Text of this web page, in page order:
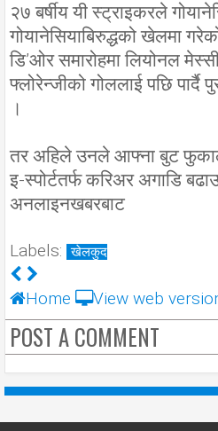
२७ बर्षीय यी स्ट्राइकरले
गोयानेसियाबिरुद्धको खेलमा
डि’ओर समारोहमा लियोनल
फ्लोरेन्जीको गोललाई पछि पार्दै
।
तर अहिले उनले आफ्ना बुट
इ-स्पोर्टतर्फ करिअर अगाडि
अनलाइनखबरबाट
Labels: खेलकुद
Home View web
POST A COMMENT